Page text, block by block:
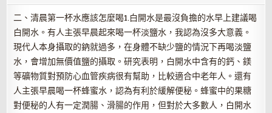
二、清晨第一杯水應該怎麼喝1.白開水是最沒負擔的水早上建議喝
白開水。有人主張早晨起來喝一杯淡鹽水，我認為沒多大意義。
現代人本身攝取的鈉就過多，在身體不缺少鹽的情況下再喝淡鹽
水，會增加無價值鹽的攝取。研究表明，白開水中含有的鈣、鎂
等礦物質對預防心血管疾病很有幫助，比較適合中老年人。還有
人主張早晨喝一杯蜂蜜水，認為有利於緩解便秘。蜂蜜中的果糖
對便秘的人有一定潤腸、滑腸的作用，但對於大多數人，白開水